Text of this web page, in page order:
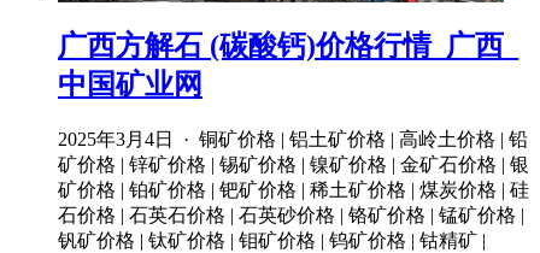
广西方解石 (碳酸钙)价格行情_广西_
中国矿业网
2025年3月4日 · 铜矿价格 | 铝土矿价格 | 高岭土价格 | 铅
矿价格 | 锌矿价格 | 锡矿价格 | 镍矿价格 | 金矿石价格 | 银
矿价格 | 铂矿价格 | 钯矿价格 | 稀土矿价格 | 煤炭价格 | 硅
石价格 | 石英石价格 | 石英砂价格 | 铬矿价格 | 锰矿价格 |
钒矿价格 | 钛矿价格 | 钼矿价格 | 钨矿价格 | 钴精矿 |